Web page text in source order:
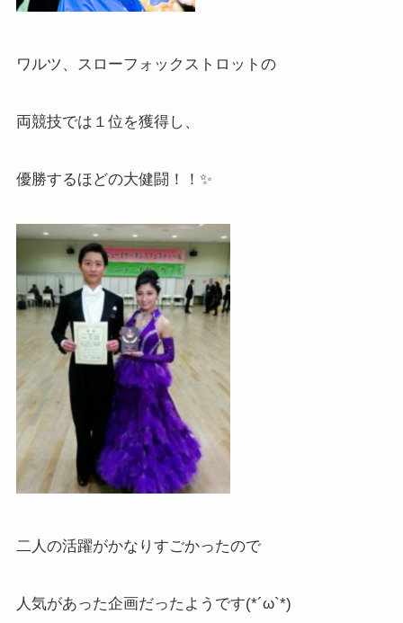
ワルツ、スローフォックストロットの
両競技では１位を獲得し、
優勝するほどの大健闘！！✨
二人の活躍がかなりすごかったので
人気があった企画だったようです(*´ω`*)